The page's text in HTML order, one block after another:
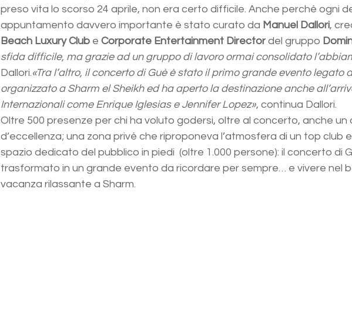
preso vita lo scorso 24 aprile, non era certo difficile. Anche perché ogni
appuntamento davvero importante è stato curato da Manuel Dallori,
Beach Luxury Club e Corporate Entertainment Director del gruppo
sfida difficile, ma grazie ad un gruppo di lavoro ormai consolidato
Dallori.«Tra l’altro, il concerto di Guè è stato il primo grande evento legato
organizzato a Sharm el Sheikh ed ha aperto la destinazione anche
Internazionali come Enrique Iglesias e Jennifer Lopez», continua Dallori.
Oltre 500 presenze per chi ha voluto godersi, oltre al concerto, anche un
d’eccellenza; una zona privé che riproponeva l’atmosfera di un top club e
spazio dedicato del pubblico in piedi  (oltre 1.000 persone): il concerto di
trasformato in un grande evento da ricordare per sempre… e vivere nel
vacanza rilassante a Sharm.